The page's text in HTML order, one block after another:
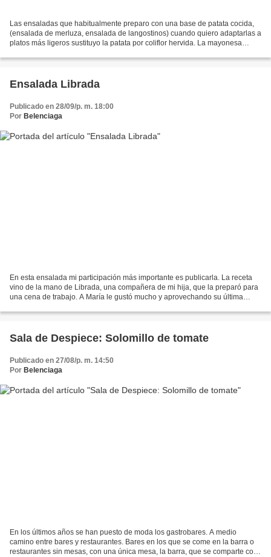
Las ensaladas que habitualmente preparo con una base de patata cocida,
(ensalada de merluza, ensalada de langostinos) cuando quiero adaptarlas a
platos más ligeros sustituyo la patata por coliflor hervida. La mayonesa
Ensalada Librada
Publicado en 28/09/p. m. 18:00
Por Belenciaga
En esta ensalada mi participación más importante es publicarla. La receta
vino de la mano de Librada, una compañera de mi hija, que la preparó para
una cena de trabajo. A María le gustó mucho y aprovechando su última
Sala de Despiece: Solomillo de tomate
Publicado en 27/08/p. m. 14:50
Por Belenciaga
En los últimos años se han puesto de moda los gastrobares. A medio
camino entre bares y restaurantes. Bares en los que se come en la barra o
restaurantes sin mesas, con una única mesa, la barra, que se comparte con